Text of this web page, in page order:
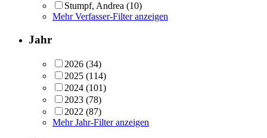
Stumpf, Andrea (10)
Mehr Verfasser-Filter anzeigen
Jahr
2026 (34)
2025 (114)
2024 (101)
2023 (78)
2022 (87)
Mehr Jahr-Filter anzeigen